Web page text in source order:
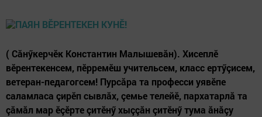
( Сăнӳкерчӗк Константин Малышевăн). Хисеплӗ
вӗрентекенсем, пӗрремӗш учительсем, класс ертӳçисем,
ветеран-педагогсем! Пурсăра та професси уявӗпе
саламласа çирӗп сывлăх, çемье телейӗ, пархатарлă та
çăмăл мар ӗçӗрте çитӗнӳ хыççăн çитӗнӳ тума ăнăçу